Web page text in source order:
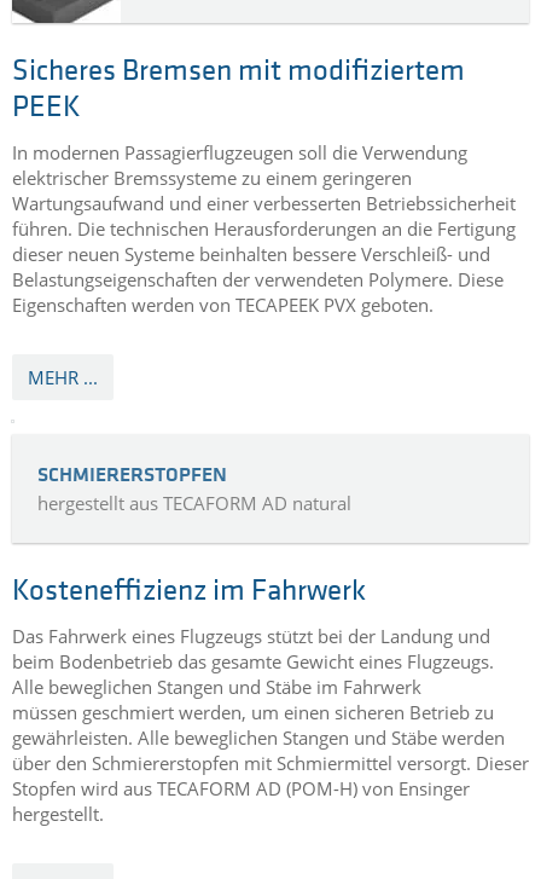
Sicheres Bremsen mit modifiziertem
PEEK
In modernen Passagierflugzeugen soll die Verwendung
elektrischer Bremssysteme zu einem geringeren
Wartungsaufwand und einer verbesserten Betriebssicherheit
führen. Die technischen Herausforderungen an die Fertigung
dieser neuen Systeme beinhalten bessere Verschleiß- und
Belastungseigenschaften der verwendeten Polymere. Diese
Eigenschaften werden von TECAPEEK PVX geboten.
MEHR ...
SCHMIERERSTOPFEN
hergestellt aus TECAFORM AD natural